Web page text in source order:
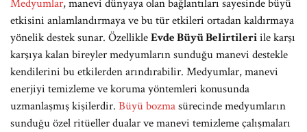
Medyumlar, manevi dünyaya olan bağlantıları sayesinde büyü
etkisini anlamlandırmaya ve bu tür etkileri ortadan kaldırmaya
yönelik destek sunar. ÖzellikleEvde Büyü Belirtileriile karşı
karşıya kalan bireyler medyumların sunduğu manevi destekle
kendilerini bu etkilerden arındırabilir. Medyumlar, manevi
enerjiyi temizleme ve koruma yöntemleri konusunda
uzmanlaşmış kişilerdir. Büyü bozmasürecinde medyumların
sunduğu özel ritüeller dualar ve manevi temizleme çalışmaları